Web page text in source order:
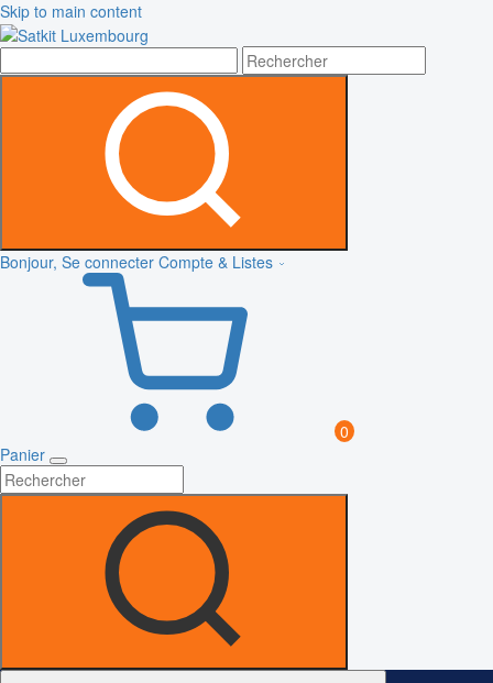
Skip to main content
Bonjour, Se connecter Compte & Listes
0
Panier